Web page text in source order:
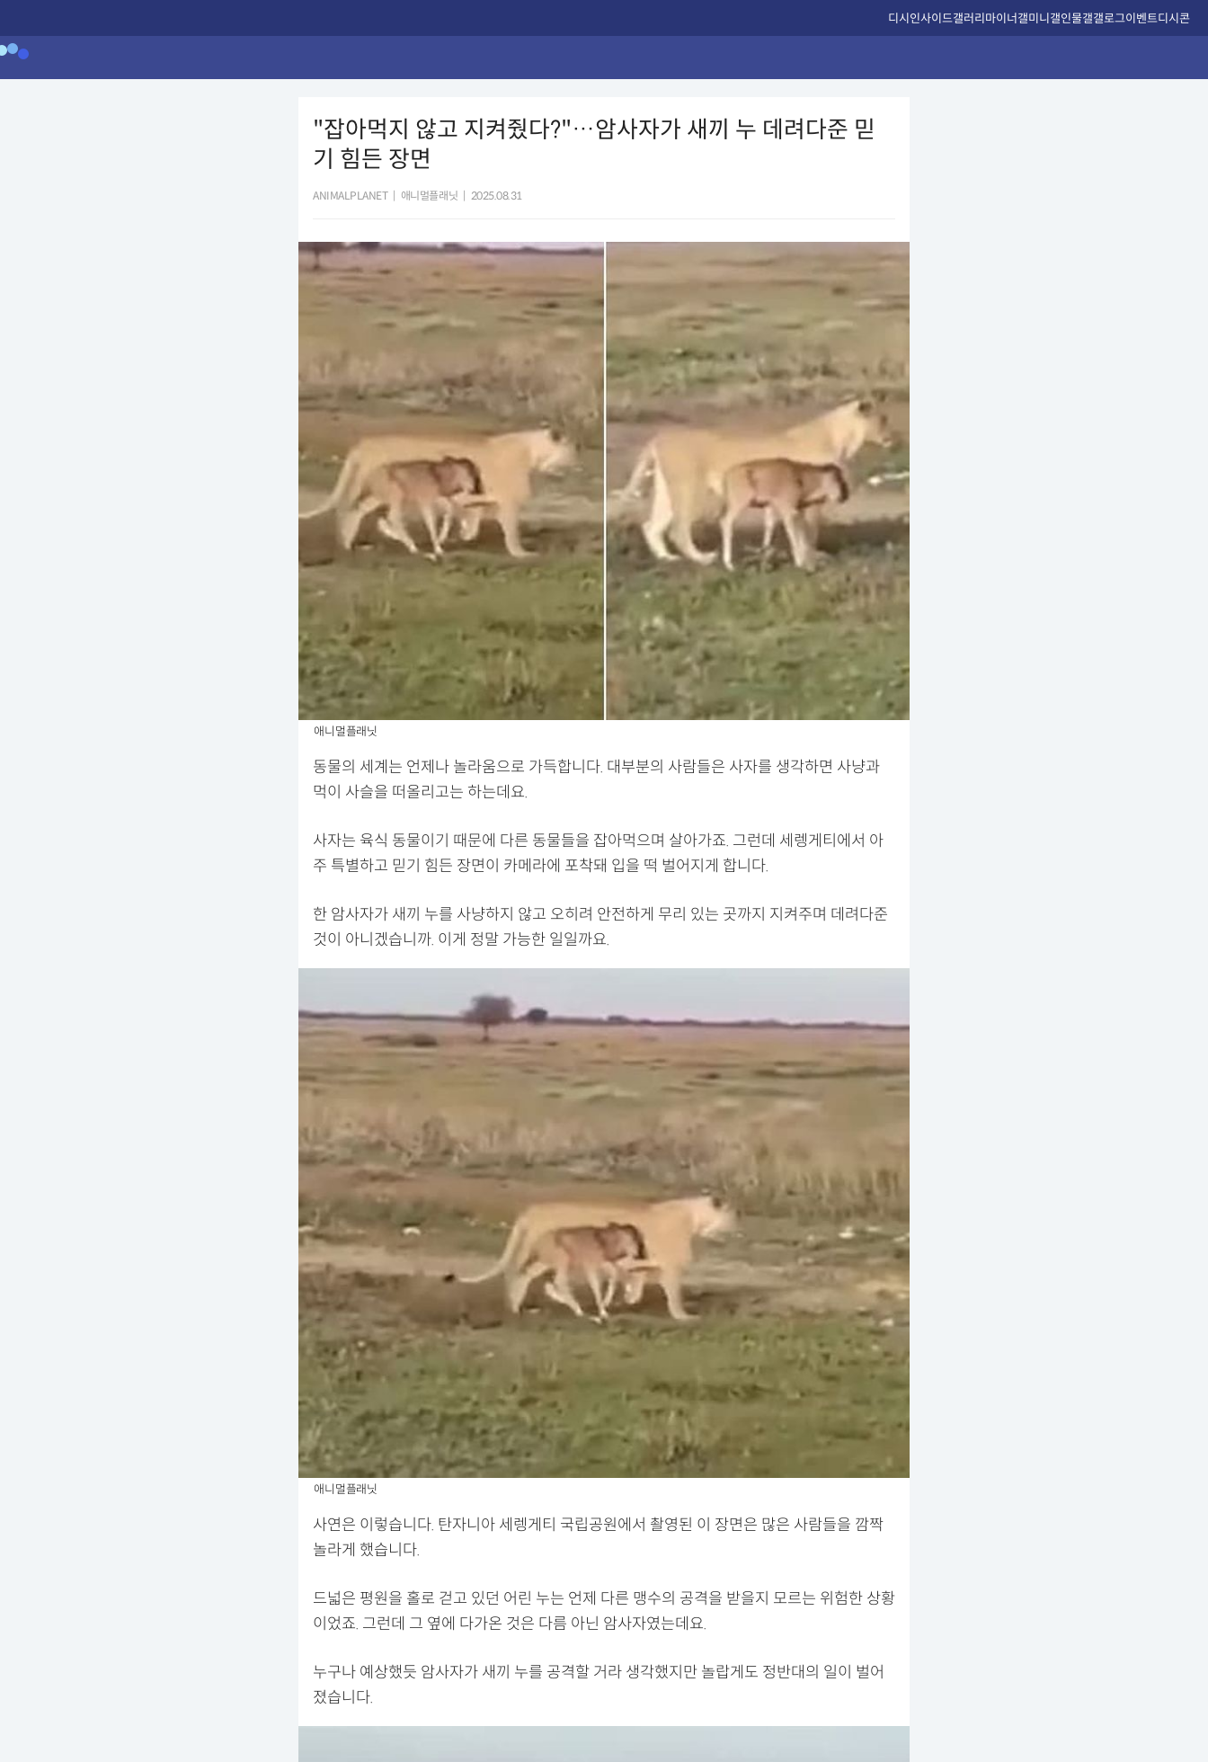
디시인사이드갤러리마이너갤미니갤인물갤갤로그이벤트디시콘
"잡아먹지 않고 지켜줬다?"…암사자가 새끼 누 데려다준 믿
기 힘든 장면
ANIMALPLANET 애니멀플래닛 2025.08.31
애니멀플래닛
동물의 세계는 언제나 놀라움으로 가득합니다. 대부분의 사람들은 사자를 생각하면 사냥과
먹이 사슬을 떠올리고는 하는데요.
사자는 육식 동물이기 때문에 다른 동물들을 잡아먹으며 살아가죠. 그런데 세렝게티에서 아
주 특별하고 믿기 힘든 장면이 카메라에 포착돼 입을 떡 벌어지게 합니다.
한 암사자가 새끼 누를 사냥하지 않고 오히려 안전하게 무리 있는 곳까지 지켜주며 데려다준
것이 아니겠습니까. 이게 정말 가능한 일일까요.
애니멀플래닛
사연은 이렇습니다. 탄자니아 세렝게티 국립공원에서 촬영된 이 장면은 많은 사람들을 깜짝
놀라게 했습니다.
드넓은 평원을 홀로 걷고 있던 어린 누는 언제 다른 맹수의 공격을 받을지 모르는 위험한 상황
이었죠. 그런데 그 옆에 다가온 것은 다름 아닌 암사자였는데요.
누구나 예상했듯 암사자가 새끼 누를 공격할 거라 생각했지만 놀랍게도 정반대의 일이 벌어
졌습니다.